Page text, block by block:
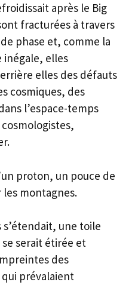
après le Big
fracturées à travers
phase et, comme la
inégale, elles
elles des défauts
cosmiques, des
l’espace-temps
proton, un pouce de
montagnes.
s’étendait, une toile
serait étirée et
des
prévalaient